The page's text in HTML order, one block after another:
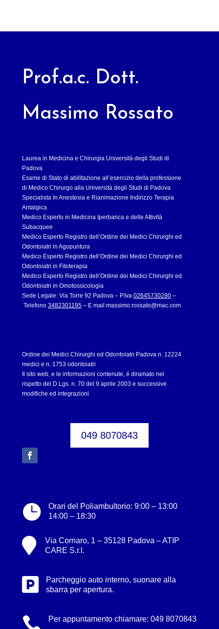
Prof.a.c. Dott.
Massimo Rossato
Laurea in Medicina e Chirurgia Università degli Studi di
Padova
Esame di Stato di abilitazione all’esercizio della professione
di Medico Chirurgo alla Università degli Studi di Padova
Specialista In Anestesia e Rianimazione Indirizzo Terapia
Antalgica
Medico Esperto in Medicina Iperbarica e delle Attività
Subacquee
Medico Esperto Registro dell’Ordine dei Medici Chirurghi ed
Odontoiatri in Agopuntura
Medico Esperto Registro dell’Ordine dei Medici Chirurghi ed
Odontoiatri in Fitoterapia
Medico Esperto Registro dell’Ordine dei Medici Chirurghi ed
Odontoiatri in Omotossicologia
Sede Legale: Via Torre 92 Padova – P.Iva 02645730280–
Telefono 3482301195– E mail massimo.rossato@mac.com
Ordine dei Medici Chirurghi ed Odontoiatri Padova n. 12224
medici e n. 1753 odontoiatri
Il sito web, e le informazioni contenute, é diramato nel
rispetto del D.Lgs. n. 70 del 9 aprile 2003 e successive
modifiche ed integrazioni
049 8070843

Orari del Poliambultorio: 9:00 – 13:00
14:00 – 18:30

Via Cornaro, 1 – 35128 Padova – ATIP
CARE S.r.l.

Parcheggio auto interno, suonare alla
sbarra per apertura.
 Per appuntamento chiamare: 049 8070843